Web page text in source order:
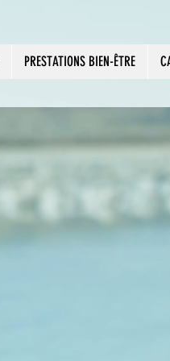
PRESTATIONS BIEN-ÊTRE